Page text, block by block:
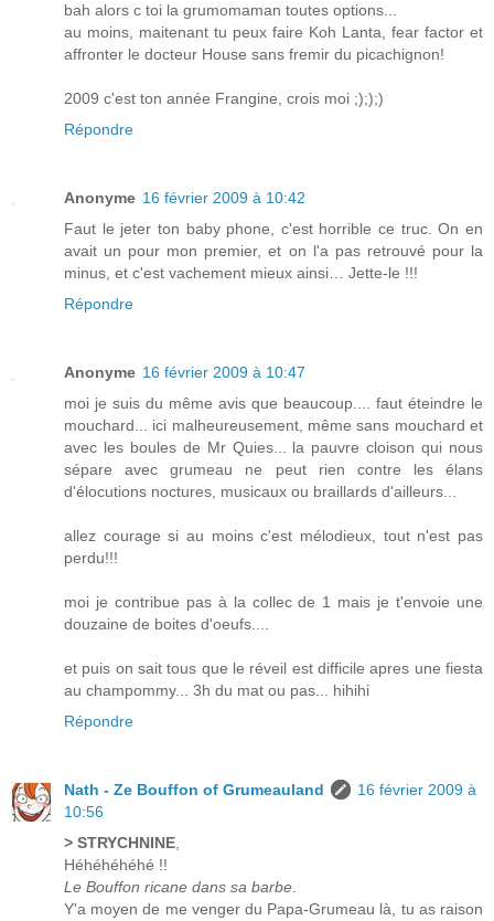
bah alors c toi la grumomaman toutes options...
au moins, maitenant tu peux faire Koh Lanta, fear factor et
affronter le docteur House sans fremir du picachignon!
2009 c'est ton année Frangine, crois moi ;););)
Répondre
Anonyme 16 février 2009 à 10:42
Faut le jeter ton baby phone, c'est horrible ce truc. On en
avait un pour mon premier, et on l'a pas retrouvé pour la
minus, et c'est vachement mieux ainsi… Jette-le !!!
Répondre
Anonyme 16 février 2009 à 10:47
moi je suis du même avis que beaucoup.... faut éteindre le
mouchard... ici malheureusement, même sans mouchard et
avec les boules de Mr Quies... la pauvre cloison qui nous
sépare avec grumeau ne peut rien contre les élans
d'élocutions noctures, musicaux ou braillards d'ailleurs...
allez courage si au moins c'est mélodieux, tout n'est pas
perdu!!!
moi je contribue pas à la collec de 1 mais je t'envoie une
douzaine de boites d'oeufs....
et puis on sait tous que le réveil est difficile apres une fiesta
au champommy... 3h du mat ou pas... hihihi
Répondre
Nath - Ze Bouffon of Grumeauland
16 février 2009 à
10:56
> STRYCHNINE
Héhéhéhéhé !!
Le Bouffon ricane dans sa barbe
Y'a moyen de me venger du Papa-Grumeau là, tu as raison